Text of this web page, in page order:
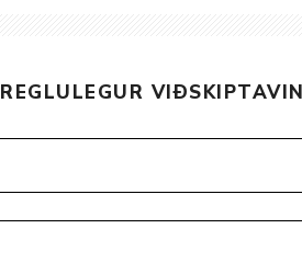
Brjóstaaðgerðir
REGLULEGUR